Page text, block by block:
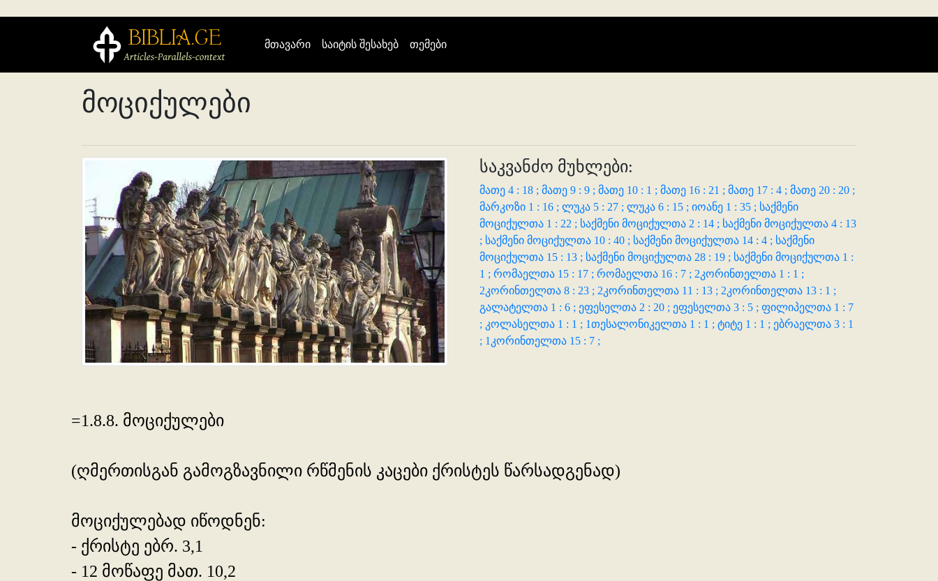
მთავარი (current)
საიტის შესახებ თემები
მოციქულები
საკვანძო მუხლები:
მათე 4 : 18 ; მათე 9 : 9 ; მათე 10 : 1 ; მათე 16 : 21 ; მათე 17 : 4 ; მათე 20 : 20 ;
მარკოზი 1 : 16 ; ლუკა 5 : 27 ; ლუკა 6 : 15 ; იოანე 1 : 35 ; საქმენი
მოციქულთა 1 : 22 ; საქმენი მოციქულთა 2 : 14 ; საქმენი მოციქულთა 4 : 13
; საქმენი მოციქულთა 10 : 40 ; საქმენი მოციქულთა 14 : 4 ; საქმენი
მოციქულთა 15 : 13 ; საქმენი მოციქულთა 28 : 19 ; საქმენი მოციქულთა 1 :
1 ; რომაელთა 15 : 17 ; რომაელთა 16 : 7 ; 2კორინთელთა 1 : 1 ;
2კორინთელთა 8 : 23 ; 2კორინთელთა 11 : 13 ; 2კორინთელთა 13 : 1 ;
გალატელთა 1 : 6 ; ეფესელთა 2 : 20 ; ეფესელთა 3 : 5 ; ფილიპელთა 1 : 7
; კოლასელთა 1 : 1 ; 1თესალონიკელთა 1 : 1 ; ტიტე 1 : 1 ; ებრაელთა 3 : 1
; 1კორინთელთა 15 : 7 ;
=1.8.8. მოციქულები
(ღმერთისგან გამოგზავნილი რწმენის კაცები ქრისტეს წარსადგენად)
მოციქულებად იწოდნენ:
- ქრისტე ებრ. 3,1
- 12 მოწაფე მათ. 10,2